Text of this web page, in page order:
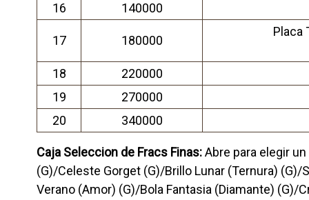
16
140000
17 180000
Placa
18
220000
19
270000
20
340000
Caja Seleccion de Fracs Finas:Abre para elegir
(G)/Celeste Gorget (G)/Brillo Lunar (Ternura)
Verano (Amor) (G)/Bola Fantasia (Diamante) (G)/